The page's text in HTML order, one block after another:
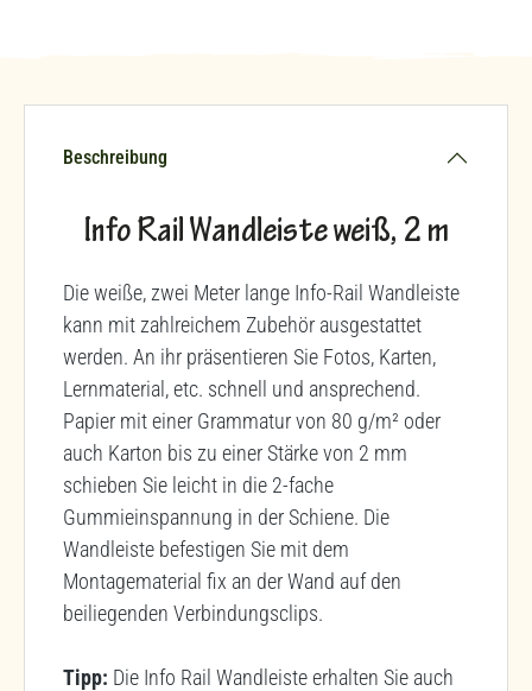
Beschreibung
Info Rail Wandleiste weiß, 2 m
Die weiße, zwei Meter lange Info-Rail Wandleiste
kann mit zahlreichem Zubehör ausgestattet
werden. An ihr präsentieren Sie Fotos, Karten,
Lernmaterial, etc. schnell und ansprechend.
Papier mit einer Grammatur von 80 g/m² oder
auch Karton bis zu einer Stärke von 2 mm
schieben Sie leicht in die 2-fache
Gummieinspannung in der Schiene. Die
Wandleiste befestigen Sie mit dem
Montagematerial fix an der Wand auf den
beiliegenden Verbindungsclips.
Tipp: Die Info Rail Wandleiste erhalten Sie auch